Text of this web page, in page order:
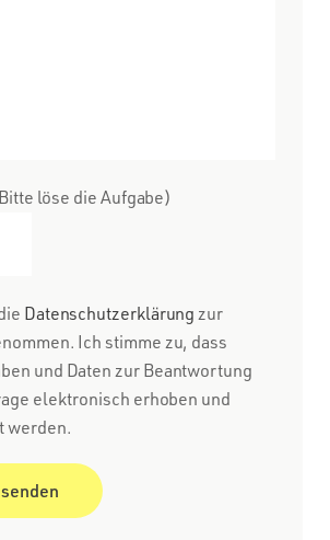
löse die Aufgabe)
Datenschutzerklärung zur
Ich stimme zu, dass
und Daten zur Beantwortung
elektronisch erhoben und
werden.